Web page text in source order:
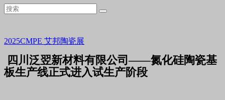
2025CMPE 艾邦陶瓷展
四川泛翌新材料有限公司——氮化硅陶瓷基
板生产线正式进入试生产阶段